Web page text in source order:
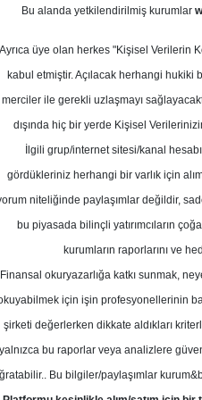
2023
Perşembe,
Kredi Yatırım FROTO
Ford
ise 'AL'
Bu alanda yetkilendirilmiş kurumlar
Ayrıca üye olan herkes "Kişisel Verilerin
kabul etmiştir. Açılacak herhangi
merciler ile gerekli uzlaşmayı
dışında hiç bir yerde Kişisel
İlgili grup/internet sitesi/kanal
gördükleriniz herhangi bir varlık için
niteliğinde paylaşımlar değildir,
bu piyasada bilinçli yatırımcıların
kurumların raporlarını ve
Finansal okuryazarlığa katkı sunmak,
için işin profesyonellerinin
şirketi değerlerken dikkate aldıkları
yalnızca bu raporlar veya analizlere
Bu bilgiler/paylaşımlar